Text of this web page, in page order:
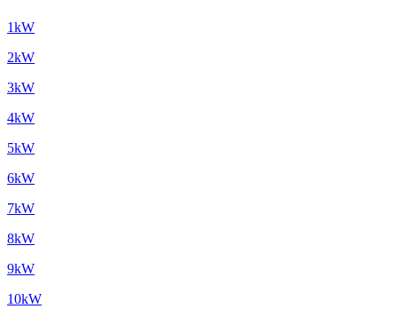
1kW
2kW
3kW
4kW
5kW
6kW
7kW
8kW
9kW
10kW